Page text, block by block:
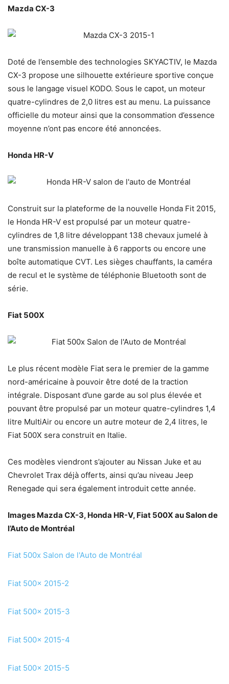
Mazda CX-3
Doté de l’ensemble des technologies SKYACTIV, le Mazda
CX-3 propose une silhouette extérieure sportive conçue
sous le langage visuel KODO. Sous le capot, un moteur
quatre-cylindres de 2,0 litres est au menu. La puissance
officielle du moteur ainsi que la consommation d’essence
moyenne n’ont pas encore été annoncées.
Honda HR-V
Construit sur la plateforme de la nouvelle Honda Fit 2015,
le Honda HR-V est propulsé par un moteur quatre-
cylindres de 1,8 litre développant 138 chevaux jumelé à
une transmission manuelle à 6 rapports ou encore une
boîte automatique CVT. Les sièges chauffants, la caméra
de recul et le système de téléphonie Bluetooth sont de
série.
Fiat 500X
Le plus récent modèle Fiat sera le premier de la gamme
nord-américaine à pouvoir être doté de la traction
intégrale. Disposant d’une garde au sol plus élevée et
pouvant être propulsé par un moteur quatre-cylindres 1,4
litre MultiAir ou encore un autre moteur de 2,4 litres, le
Fiat 500X sera construit en Italie.
Ces modèles viendront s’ajouter au Nissan Juke et au
Chevrolet Trax déjà offerts, ainsi qu’au niveau Jeep
Renegade qui sera également introduit cette année.
Images Mazda CX-3, Honda HR-V, Fiat 500X au Salon de
l’Auto de Montréal
Fiat 500x Salon de l'Auto de Montréal
Fiat 500x 2015-2
Fiat 500x 2015-3
Fiat 500x 2015-4
Fiat 500x 2015-5